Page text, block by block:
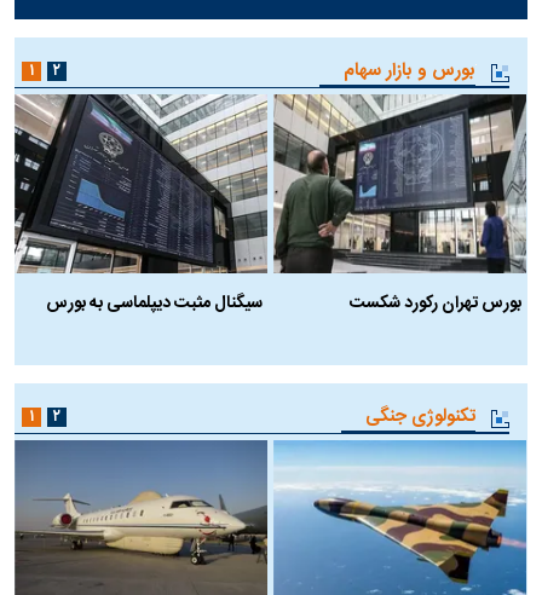
بورس و بازار سهام
بورس تهران رکورد شکست
سیگنال مثبت دیپلماسی به بورس
۱ ۲
تکنولوژی جنگی ۱ ۲